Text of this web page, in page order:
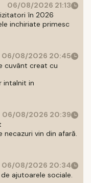
06/08/2026 21:13
în 2026
inchiriate primesc
06/08/2026 20:45
cuvânt creat cu
intalnit in
06/08/2026 20:39
necazuri vin din afară.
06/08/2026 20:34
ajutoarele sociale.